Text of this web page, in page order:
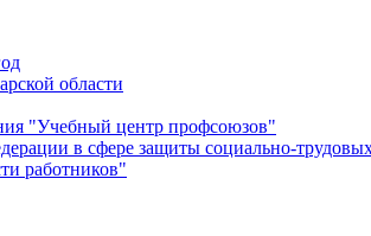
области
"Учебный центр профсоюзов"
в сфере защиты социально-
работников"